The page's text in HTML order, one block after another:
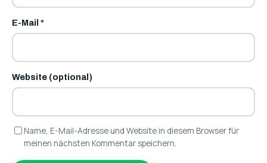
E-Mail *
Website (optional)
Name, E-Mail-Adresse und Website in diesem Browser für
meinen nächsten Kommentar speichern.